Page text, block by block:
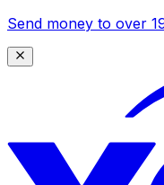
Send money to over